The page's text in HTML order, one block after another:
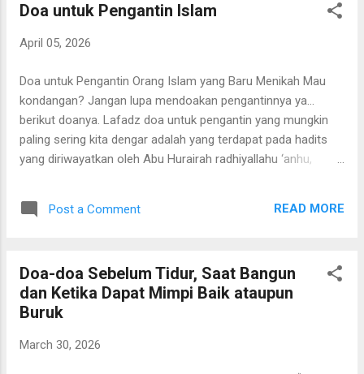
puasa sunah Asyura karena Allah Ta'ala." Keutamaan Puasa
Rasulullah SAW menyebutkan puasa Tasua 9 Muharram dan
ini bunyi hadistnya: عَنْ أَبِي هُرَيْرَةَ رَضِيَ اللهُ عَنْهُ، قَالَ: قَالَ
رَسُولُ اللهِ صَلَّى اللهُ ع...
Doa untuk Pengantin Islam
April 05, 2026
Doa untuk Pengantin Orang Islam yang Baru Menikah Mau
kondangan? Jangan lupa mendoakan pengantinnya ya...
berikut doanya. Lafadz doa untuk pengantin yang mungkin
paling sering kita dengar adalah yang terdapat pada hadits
yang diriwayatkan oleh Abu Hurairah radhiyallahu ‘anhu,
Baarakallaahu laka wa baraka 'alaika wa jama'a bainakumaa
fii khaiir. Artinya: “Semoga Allah memberkahimu di waktu
Abu Dawud no. 2130). #doa #islam #pernikahan #nikah
Post a Comment READ MORE
Doa-doa Sebelum Tidur, Saat Bangun
dan Ketika Dapat Mimpi Baik ataupun
Buruk
March 30, 2026